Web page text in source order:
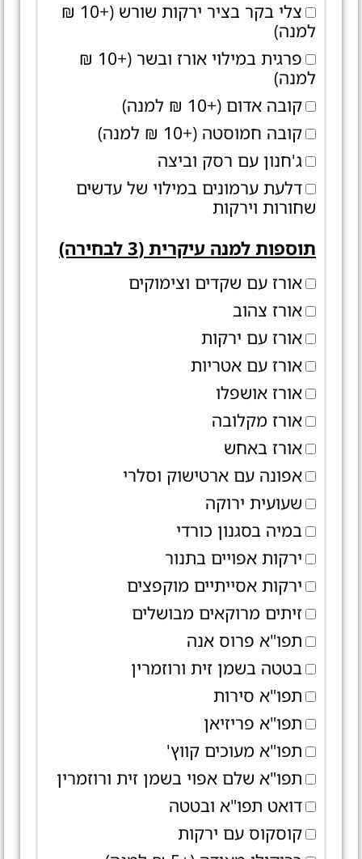
צלי בקר בציר ירקות שורש (+10 ₪
למנה)
פרגית במילוי אורז ובשר (+10 ₪
למנה)
קובה אדום (+10 ₪ למנה)
קובה חמוסטה (+10 ₪ למנה)
ג'חנון עם רסק וביצה
דלעת ערמונים במילוי של עדשים
שחורות וירקות
תוספות למנה עיקרית (3 לבחירה)
אורז עם שקדים וצימוקים
אורז צהוב
אורז עם ירקות
אורז עם אטריות
אורז אושפלו
אורז מקלובה
אורז באחש
אפונה עם ארטישוק וסלרי
שעועית ירוקה
במיה בסגנון כורדי
ירקות אפויים בתנור
ירקות אסייתיים מוקפצים
זיתים מרוקאים מבושלים
תפו"א פרוס אנה
בטטה בשמן זית ורוזמרין
תפו"א סירות
תפו"א פריזיאן
תפו"א מעוכים קווץ'
תפו"א שלם אפוי בשמן זית ורוזמרין
דואט תפו"א ובטטה
קוסקוס עם ירקות